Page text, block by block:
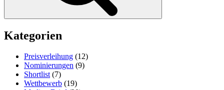
Kategorien
Preisverleihung (12)
Nominierungen (9)
Shortlist(7)
Wettbewerb (19)